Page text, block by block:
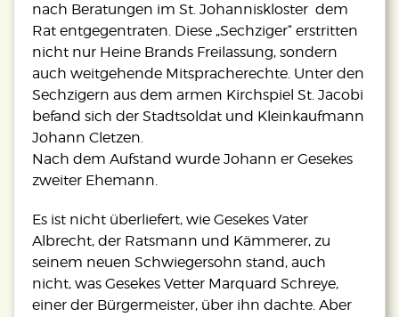
nach Beratungen im St. Johanniskloster dem
Rat entgegentraten. Diese „Sechziger“ erstritten
nicht nur Heine Brands Freilassung, sondern
auch weitgehende Mitspracherechte. Unter den
Sechzigern aus dem armen Kirchspiel St. Jacobi
befand sich der Stadtsoldat und Kleinkaufmann
Johann Cletzen.
Nach dem Aufstand wurde Johann er Gesekes
zweiter Ehemann.
Es ist nicht überliefert, wie Gesekes Vater
Albrecht, der Ratsmann und Kämmerer, zu
seinem neuen Schwiegersohn stand, auch
nicht, was Gesekes Vetter Marquard Schreye,
einer der Bürgermeister, über ihn dachte. Aber